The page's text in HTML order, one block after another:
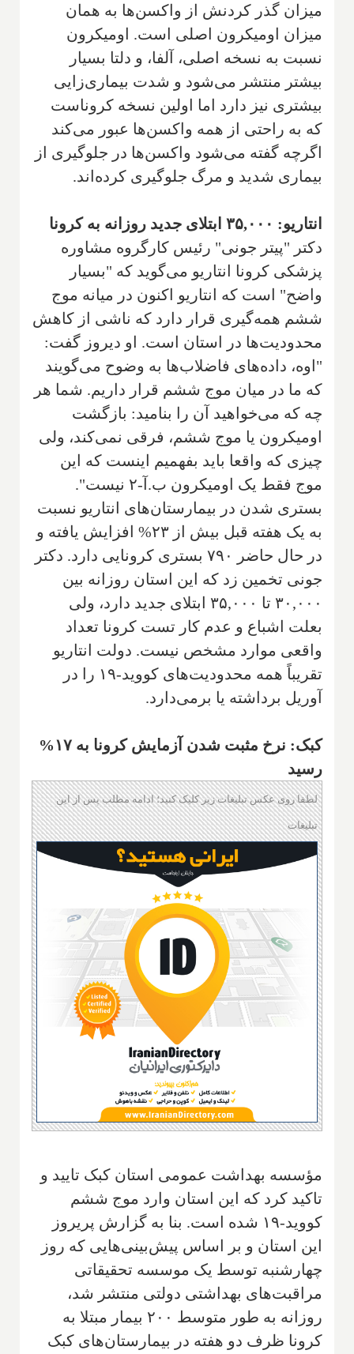
میزان گذر کردنش از واکسن‌ها به همان
میزان اومیکرون اصلی است. اومیکرون
نسبت به نسخه اصلی، آلفا، و دلتا بسیار
بیشتر منتشر می‌شود و شدت بیماری‌زایی
بیشتری نیز دارد اما اولین نسخه کروناست
که به راحتی از همه واکسن‌ها عبور می‌کند
اگرچه گفته می‌شود واکسن‌ها در جلوگیری از
بیماری شدید و مرگ جلوگیری کرده‌اند.
انتاریو: ۳۵,۰۰۰ ابتلای جدید روزانه به کرونا
دکتر "پیتر جونی" رئیس کارگروه مشاوره
پزشکی کرونا انتاریو می‌گوید که "بسیار
واضح" است که انتاریو اکنون در میانه موج
ششم همه‌گیری قرار دارد که ناشی از کاهش
محدودیت‌ها در استان است. او دیروز گفت:
"اوه، داده‌های فاضلاب‌ها به وضوح می‌گویند
که ما در میان موج ششم قرار داریم. شما هر
چه که می‌خواهید آن را بنامید: بازگشت
اومیکرون یا موج ششم، فرقی نمی‌کند، ولی
چیزی که واقعا باید بفهمیم اینست که این
موج فقط یک اومیکرون ب.آ-۲ نیست".
بستری شدن در بیمارستان‌های انتاریو نسبت
به یک هفته قبل بیش از ۲۳% افزایش یافته و
در حال حاضر ۷۹۰ بستری کرونایی دارد. دکتر
جونی تخمین زد که این استان روزانه بین
۳۰,۰۰۰ تا ۳۵,۰۰۰ ابتلای جدید دارد، ولی
بعلت اشباع و عدم کار تست کرونا تعداد
واقعی موارد مشخص نیست. دولت انتاریو
تقریباً همه محدودیت‌های کووید-۱۹ را در
آوریل برداشته یا برمی‌دارد.
کبک: نرخ مثبت شدن آزمایش کرونا به ۱۷%
رسید
لطفا روی عکس تبلیغات زیر کلیک کنید؛ ادامه مطلب پس از این
تبلیغات
مؤسسه بهداشت عمومی استان کبک تایید و
تاکید کرد که این استان وارد موج ششم
کووید-۱۹ شده است. بنا به گزارش پریروز
این استان و بر اساس پیش‌بینی‌هایی که روز
چهارشنبه توسط یک موسسه تحقیقاتی
مراقبت‌های بهداشتی دولتی منتشر شد،
روزانه به طور متوسط ۲۰۰ بیمار مبتلا به
کرونا ظرف دو هفته در بیمارستان‌های کبک